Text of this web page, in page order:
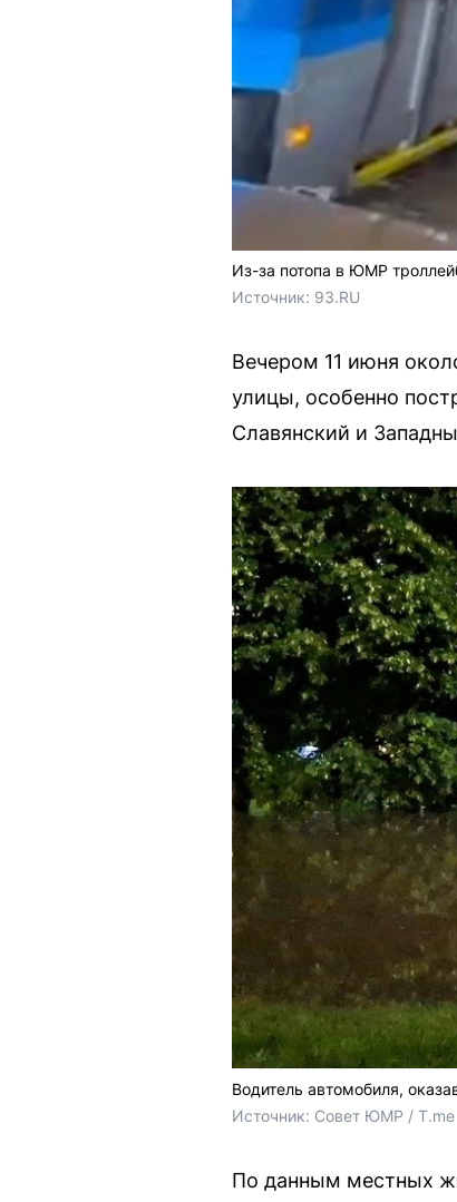
Из-за потопа в ЮМР
Источник: 93.RU
Вечером 11 июня
улицы, особенно
Славянский и
Водитель автомобиля,
Источник: Совет ЮМР / T.me
По данным местных